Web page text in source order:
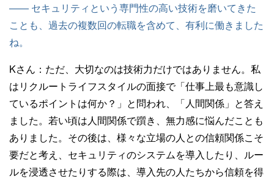
—— セキュリティという専門性の高い技術を磨いてきた
ことも、過去の複数回の転職を含めて、有利に働きました
ね。
Kさん： ただ、大切なのは技術力だけではありません。私
はリクルートライフスタイルの面接で「仕事上最も意識し
ているポイントは何か？」と問われ、「人間関係」と答え
ました。若い頃は人間関係で躓き、無力感に悩んだことも
ありました。その後は、様々な立場の人との信頼関係こそ
要だと考え、セキュリティのシステムを導入したり、ルー
ルを浸透させたりする際は、導入先の人たちから信頼を得